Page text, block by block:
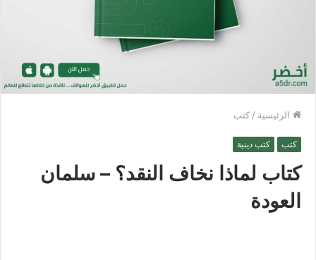
الرئيسية / كتب
كتب كتب دينية
كتاب لماذا نخاف النقد؟ – سلمان
العودة